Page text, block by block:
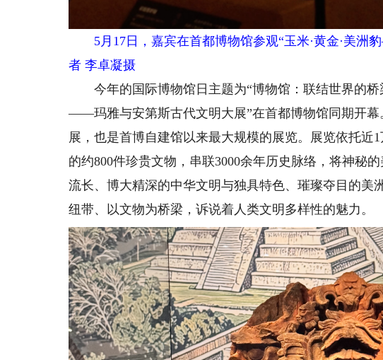
5月17日，嘉宾在首都博物馆参观“玉米·黄金·美
者 李卓凝摄
今年的国际博物馆日主题为“博物馆：联结世界的桥
——玛雅与安第斯古代文明大展”在首都博物馆同期开幕
展，也是首博自建馆以来最大规模的展览。展览依托近
的约800件珍贵文物，串联3000余年历史脉络，将神秘
流长、博大精深的中华文明与独具特色、璀璨夺目的美
纽带、以文物为桥梁，诉说着人类文明多样性的魅力。